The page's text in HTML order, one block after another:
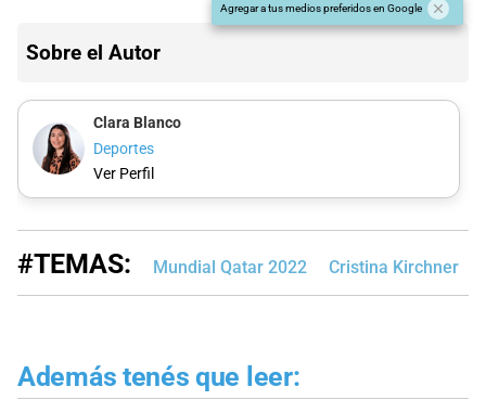
Agregar a tus medios preferidos en Google
Sobre el Autor
Clara Blanco
Deportes
Ver Perfil
#TEMAS: Mundial Qatar 2022 Cristina Kirchner
Además tenés que leer: